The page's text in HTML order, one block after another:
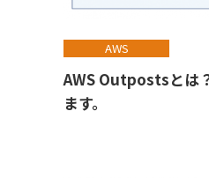
AWS
AWS Outpostsとは
ます。